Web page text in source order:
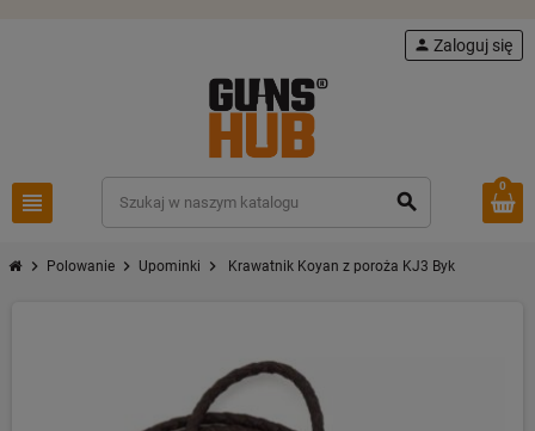
view_headline search
person Zaloguj się
0
chevron_right Polowanie chevron_right Upominki chevron_right Krawatnik Koyan z poroża KJ3 Byk